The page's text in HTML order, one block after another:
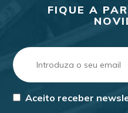
FIQUE A
Aceito receber